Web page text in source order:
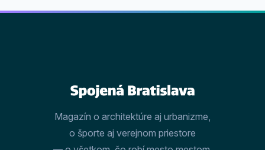
Magazín o architektúre aj urbanizme,
o športe aj verejnom priestore